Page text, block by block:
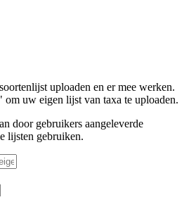
uploaden en er mee werken.
uw eigen lijst van taxa te uploaden.
door gebruikers aangeleverde
lijsten gebruiken.